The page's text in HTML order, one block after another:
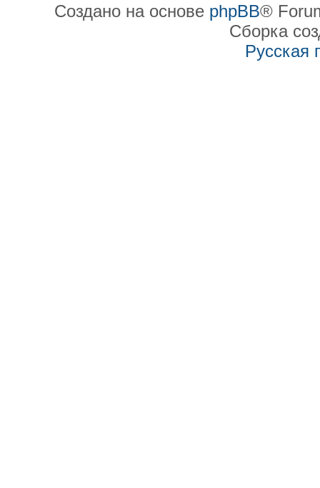
Создано на основе phpBB®
Сборка
Русская